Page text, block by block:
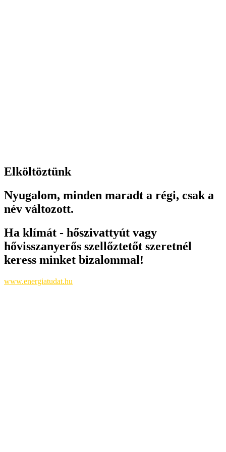
Elköltöztünk
Nyugalom, minden maradt a régi, csak a
név változott.
Ha klímát - hőszivattyút vagy
hővisszanyerős szellőztetőt szeretnél
keress minket bizalommal!
www.energiatudat.hu